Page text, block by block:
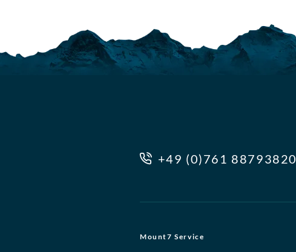
+49 (0)761 88793820
Mount7 Service